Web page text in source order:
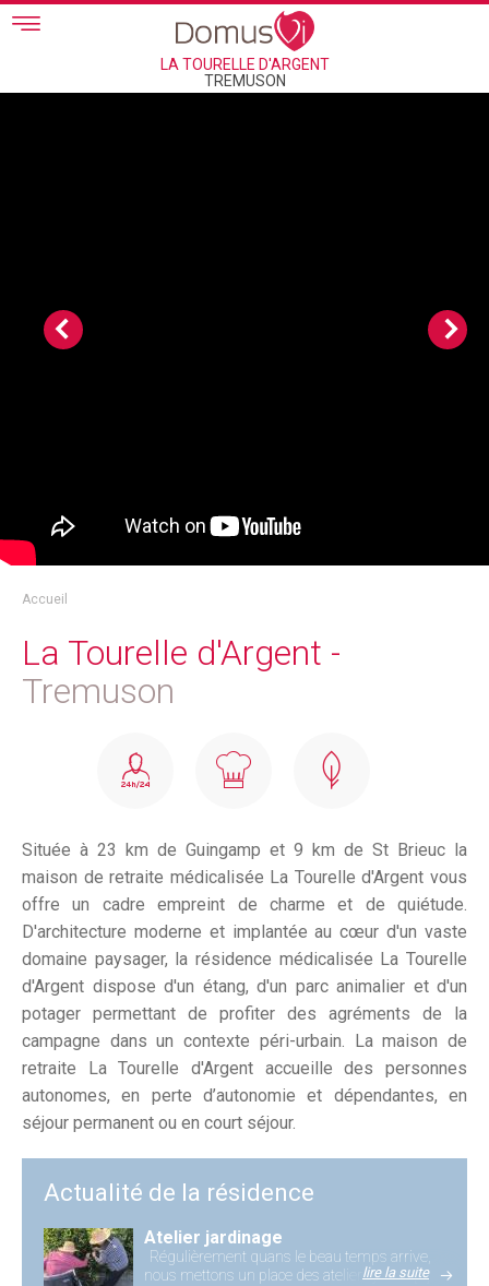
Skip to main content
LA TOURELLE D'ARGENT
TREMUSON
Accueil
La Tourelle d'Argent -
Tremuson
Située à 23 km de Guingamp et 9 km de St Brieuc la
maison de retraite médicalisée La Tourelle d'Argent vous
offre un cadre empreint de charme et de quiétude.
D'architecture moderne et implantée au cœur d'un vaste
domaine paysager, la résidence médicalisée La Tourelle
d'Argent dispose d'un étang, d'un parc animalier et d'un
potager permettant de profiter des agréments de la
campagne dans un contexte péri-urbain. La maison de
retraite La Tourelle d'Argent accueille des personnes
autonomes, en perte d’autonomie et dépendantes, en
séjour permanent ou en court séjour.
Actualité de la résidence
Atelier jardinage
Régulièrement quans le beau temps arrive,
nous mettons un place des ateliers jardin [...]
lire la suite